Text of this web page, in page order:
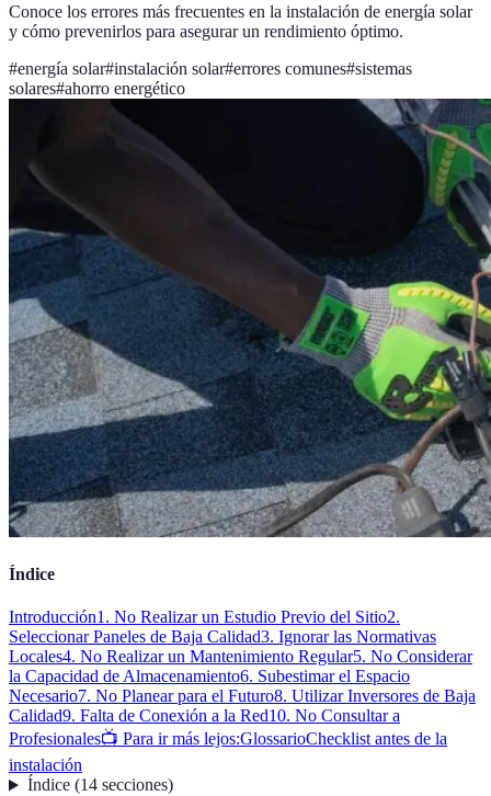
Conoce los errores más frecuentes en la instalación de energía solar
y cómo prevenirlos para asegurar un rendimiento óptimo.
#energía solar#instalación solar#errores comunes#sistemas
solares#ahorro energético
Índice
Introducción1. No Realizar un Estudio Previo del Sitio2.
Seleccionar Paneles de Baja Calidad3. Ignorar las Normativas
Locales4. No Realizar un Mantenimiento Regular5. No Considerar
la Capacidad de Almacenamiento6. Subestimar el Espacio
Necesario7. No Planear para el Futuro8. Utilizar Inversores de Baja
Calidad9. Falta de Conexión a la Red10. No Consultar a
Profesionales📺 Para ir más lejos:GlossarioChecklist antes de la
instalación
Índice(14 secciones)